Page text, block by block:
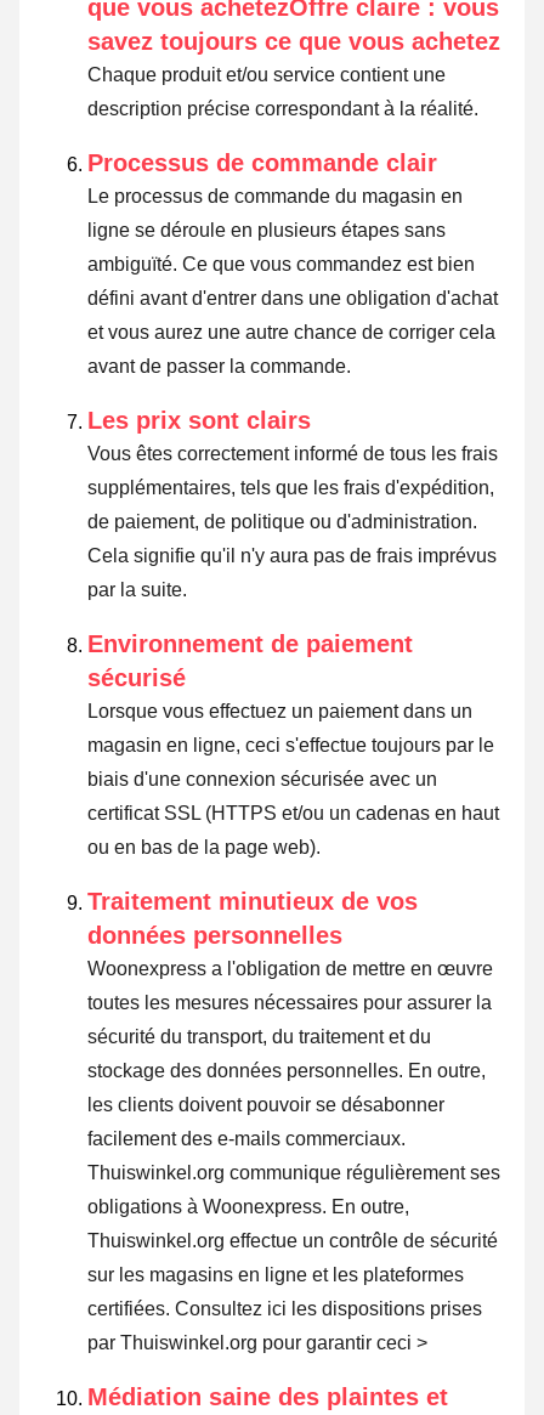
que vous achetezOffre claire : vous
savez toujours ce que vous achetez
Chaque produit et/ou service contient une
description précise correspondant à la réalité.
Processus de commande clair
Le processus de commande du magasin en
ligne se déroule en plusieurs étapes sans
ambiguïté. Ce que vous commandez est bien
défini avant d'entrer dans une obligation d'achat
et vous aurez une autre chance de corriger cela
avant de passer la commande.
Les prix sont clairs
Vous êtes correctement informé de tous les frais
supplémentaires, tels que les frais d'expédition,
de paiement, de politique ou d'administration.
Cela signifie qu'il n'y aura pas de frais imprévus
par la suite.
Environnement de paiement
sécurisé
Lorsque vous effectuez un paiement dans un
magasin en ligne, ceci s'effectue toujours par le
biais d'une connexion sécurisée avec un
certificat SSL (HTTPS et/ou un cadenas en haut
ou en bas de la page web).
Traitement minutieux de vos
données personnelles
Woonexpress a l'obligation de mettre en œuvre
toutes les mesures nécessaires pour assurer la
sécurité du transport, du traitement et du
stockage des données personnelles. En outre,
les clients doivent pouvoir se désabonner
facilement des e-mails commerciaux.
Thuiswinkel.org communique régulièrement ses
obligations à Woonexpress. En outre,
Thuiswinkel.org effectue un contrôle de sécurité
sur les magasins en ligne et les plateformes
certifiées. Consultez ici les dispositions prises
par Thuiswinkel.org pour garantir ceci >
Médiation saine des plaintes et